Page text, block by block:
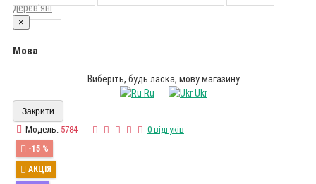
дерев'яні
×
Мова
Виберіть, будь ласка, мову магазину
Ru
Ukr
Закрити
Модель: 5784 0 відгуків
-15 %
АКЦІЯ